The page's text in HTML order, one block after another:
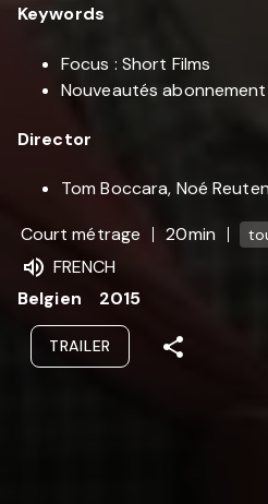
Keywords
Focus : Short Films
Nouveautés abonnement
Director
Tom Boccara, Noé
Court métrage
20min
FRENCH
Belgien
2015
TRAILER